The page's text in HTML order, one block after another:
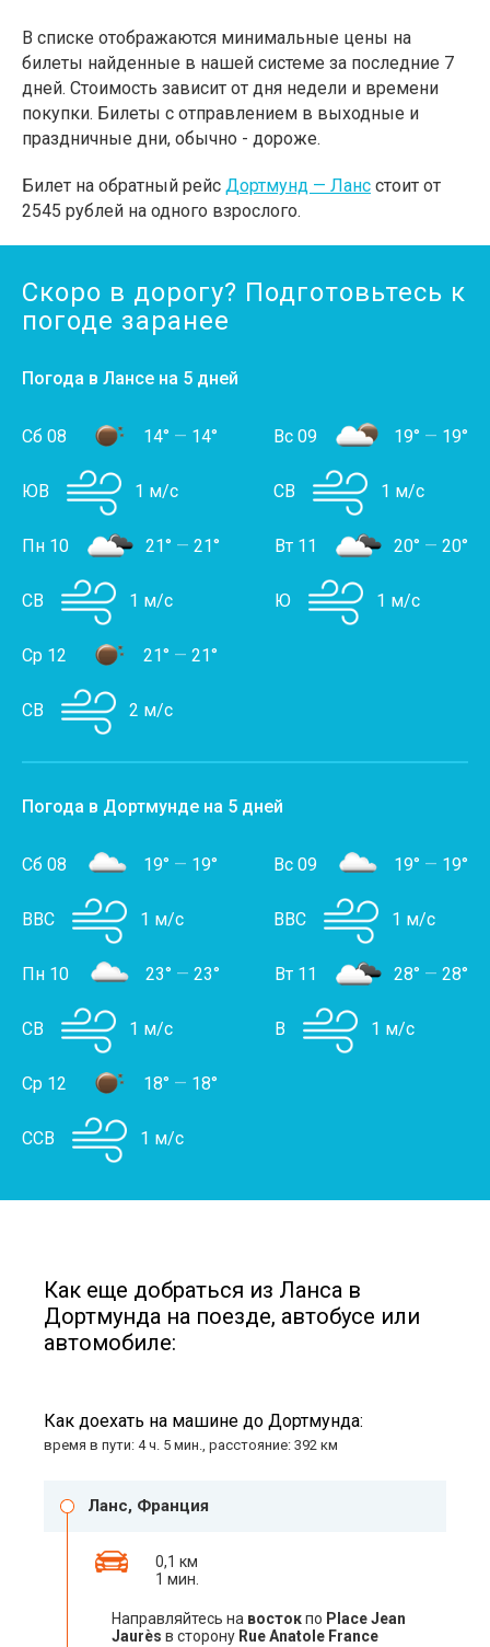
В списке отображаются минимальные цены на
билеты найденные в нашей системе за последние 7
дней. Стоимость зависит от дня недели и времени
покупки. Билеты с отправлением в выходные и
праздничные дни, обычно - дороже.
Билет на обратный рейс Дортмунд — Ланс стоит от
2545 рублей на одного взрослого.
Скоро в дорогу? Подготовьтесь к
погоде заранее
Погода в Лансе на 5 дней
Сб 08 14° — 14°
ЮВ 1 м/с
Вс 09 19° — 19°
СВ 1 м/с
Пн 10 21° — 21°
СВ 1 м/с
Вт 11 20° — 20°
Ю 1 м/с
Ср 12 21° — 21°
СВ 2 м/с
Погода в Дортмунде на 5 дней
Сб 08 19° — 19°
ВВС 1 м/с
Вс 09 19° — 19°
ВВС 1 м/с
Пн 10 23° — 23°
СВ 1 м/с
Вт 11 28° — 28°
В 1 м/с
Ср 12 18° — 18°
ССВ 1 м/с
Как еще добраться из Ланса в
Дортмунда на поезде, автобусе или
автомобиле:
Как доехать на машине до Дортмунда:
время в пути: 4 ч. 5 мин., расстояние: 392 км
Ланс, Франция
0,1 км
1 мин.
Направляйтесь на востокпо Place Jean
Jaurès в сторону Rue Anatole France